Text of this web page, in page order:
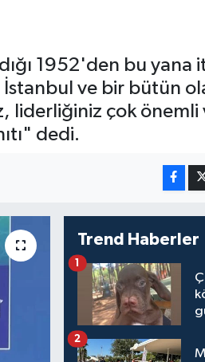
1952'den bu yana
ve bir bütün
liderliğiniz çok önemli
dedi.
Trend Haberler
1
2